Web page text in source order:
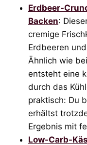
Erdbeer-
Backen:
cremige
Erdbeeren
Ähnlich wie
entsteht eine
durch das
praktisch: Du
erhältst
Ergebnis mit
Low-Carb-